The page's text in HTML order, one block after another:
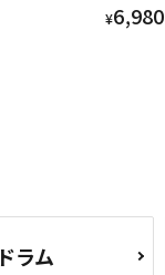
¥6,980
ドラム